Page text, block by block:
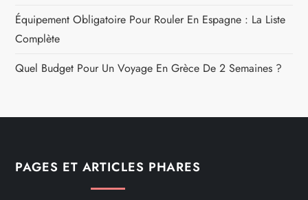
Équipement Obligatoire Pour Rouler En Espagne : La Liste
Complète
Quel Budget Pour Un Voyage En Grèce De 2 Semaines ?
PAGES ET ARTICLES PHARES